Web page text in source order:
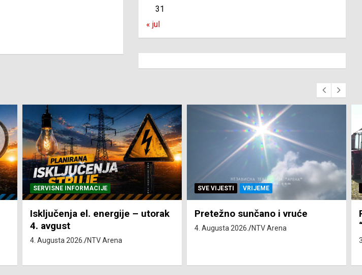
31
« jul
SVE VIJESTI VRIJEME
Pretežno sunčano i vruće
4. Augusta 2026.
SVE VIJESTI ZEMLJA
Pravo na subvenciju za traktor
“Belarus” ostvarila 84 korisnika